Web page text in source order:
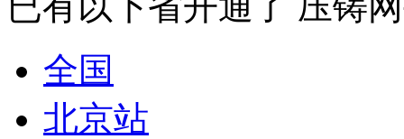
全国
北京站